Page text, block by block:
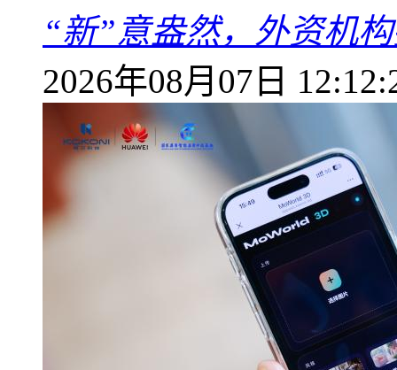
“新”意盎然，外资机
2026年08月07日